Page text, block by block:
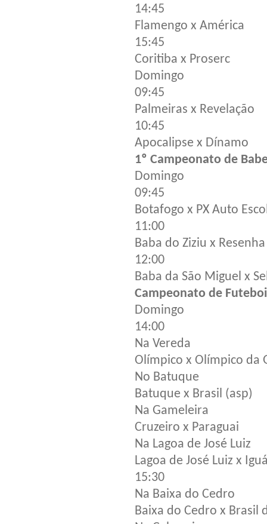
14:45
Flamengo x América
15:45
Coritiba x Proserc
Domingo
09:45
Palmeiras x Revelação
10:45
Apocalipse x Dínamo
1º Campeonato de
Domingo
09:45
Botafogo x PX Auto
11:00
Baba do Ziziu x
12:00
Baba da São Miguel x
Campeonato de
Domingo
14:00
Na Vereda
Olímpico x Olímpico da
No Batuque
Batuque x Brasil (asp)
Na Gameleira
Cruzeiro x Paraguai
Na Lagoa de José Luiz
Lagoa de José Luiz x
15:30
Na Baixa do Cedro
Baixa do Cedro x Brasil